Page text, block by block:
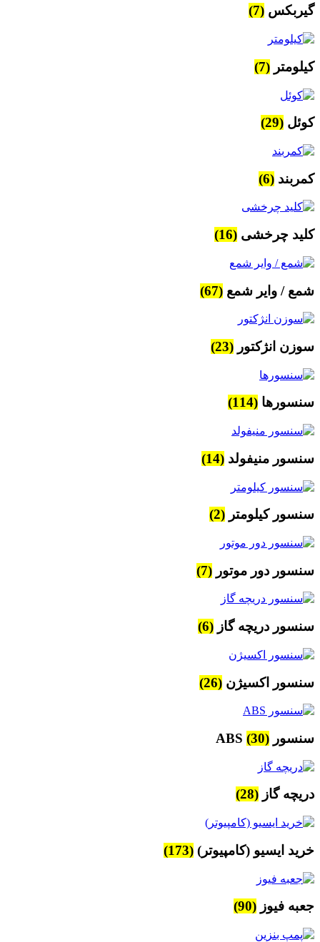
گیربکس (7)
کیلومتر (7)
کوئل (29)
کمربند (6)
کلید چرخشی (16)
شمع / وایر شمع (67)
سوزن انژکتور (23)
سنسورها (114)
سنسور منیفولد (14)
سنسور کیلومتر (2)
سنسور دور موتور (7)
سنسور دریچه گاز (6)
سنسور اکسیژن (26)
سنسور ABS (30)
دریچه گاز (28)
خرید ایسیو (کامپیوتر) (173)
جعبه فیوز (90)